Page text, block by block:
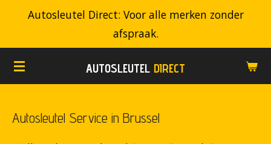
de
AUTOSLEUTEL DIRECT
Autosleutel Direct: Voor alle merken zonder
afspraak.
Autosleutel Service in Brussel